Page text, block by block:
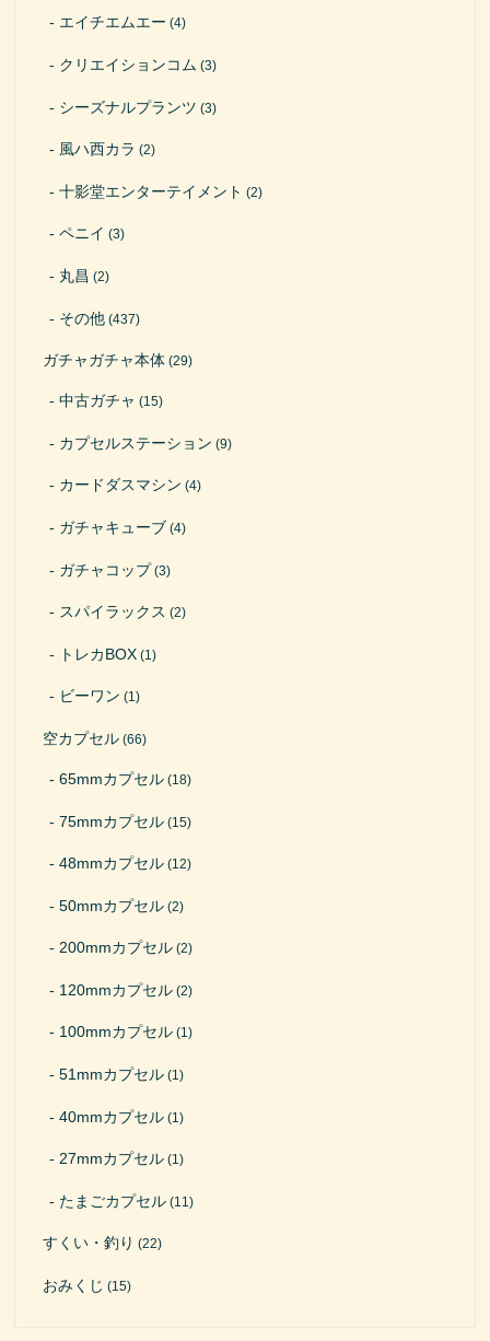
エイチエムエー (4)
クリエイションコム (3)
シーズナルプランツ (3)
風ハ西カラ (2)
十影堂エンターテイメント (2)
ペニイ (3)
丸昌 (2)
その他 (437)
ガチャガチャ本体 (29)
中古ガチャ (15)
カプセルステーション (9)
カードダスマシン (4)
ガチャキューブ (4)
ガチャコップ(3)
スパイラックス (2)
トレカBOX (1)
ビーワン (1)
空カプセル (66)
65mmカプセル (18)
75mmカプセル (15)
48mmカプセル (12)
50mmカプセル (2)
200mmカプセル (2)
120mmカプセル (2)
100mmカプセル (1)
51mmカプセル (1)
40mmカプセル (1)
27mmカプセル (1)
たまごカプセル (11)
すくい・釣り (22)
おみくじ (15)